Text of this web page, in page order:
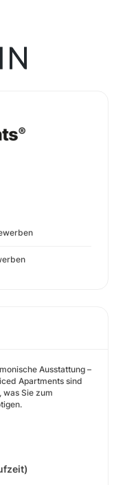
Ausstattung –
Apartments sind
was Sie zum